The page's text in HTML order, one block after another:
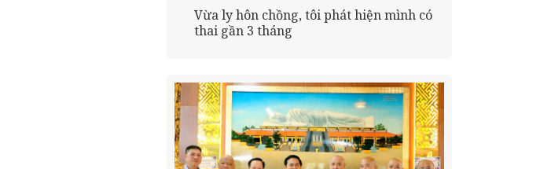
Vừa ly hôn chồng, tôi phát hiện mình có
thai gần 3 tháng